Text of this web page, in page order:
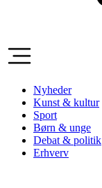
Nyheder
Kunst & kultur
Sport
Børn & unge
Debat & politik
Erhverv